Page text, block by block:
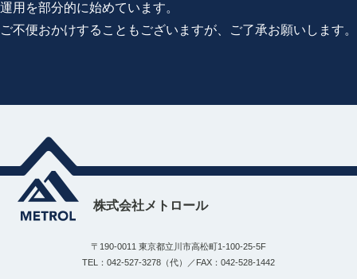
運用を部分的に始めています。
ご不便おかけすることもございますが、ご了承お願いします。
株式会社メトロール
〒190-0011 東京都立川市高松町1-100-25-5F
TEL：042-527-3278（代）／FAX：042-528-1442